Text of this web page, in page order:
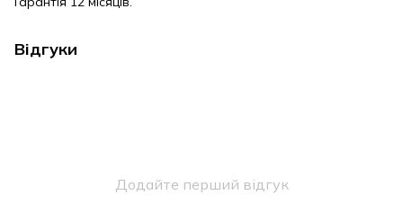
Відгуки
Додайте перший відгук